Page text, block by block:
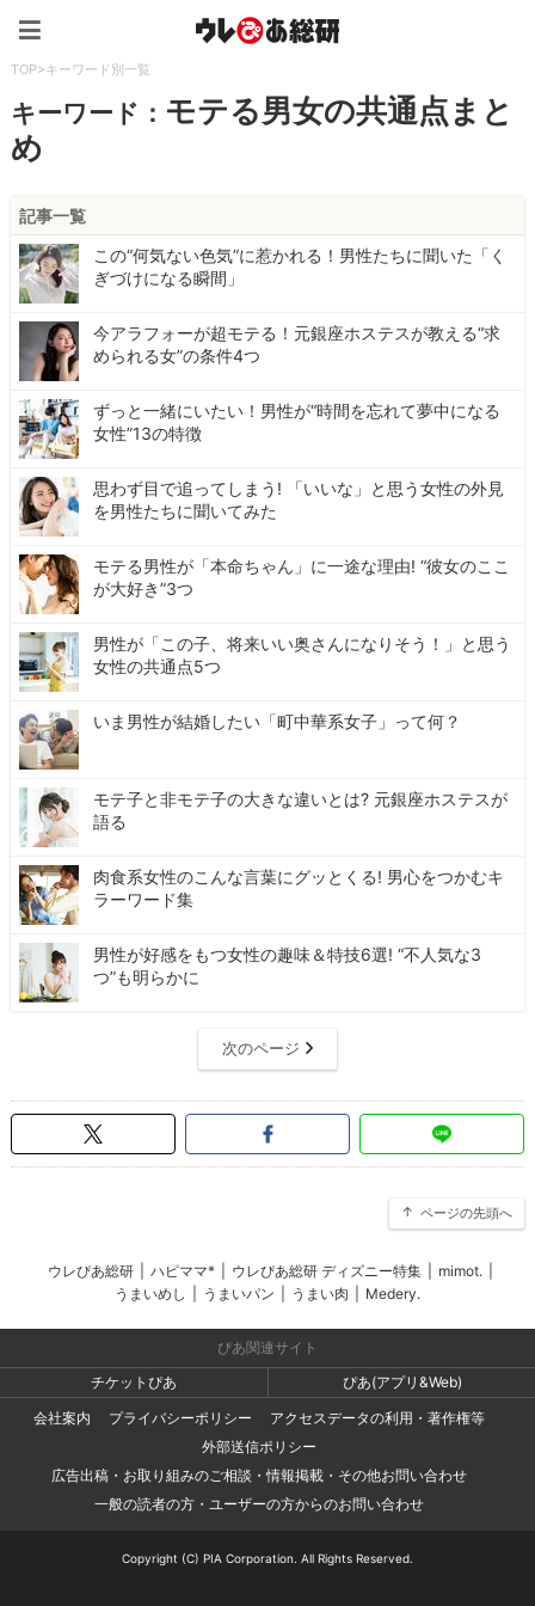
TOP>キーワード別一覧
キーワード： モテる男女の共通点まと
め
記事一覧
この“何気ない色気”に惹かれる！男性たちに聞いた「く
ぎづけになる瞬間」
今アラフォーが超モテる！元銀座ホステスが教える“求
められる女”の条件4つ
ずっと一緒にいたい！男性が“時間を忘れて夢中になる
女性”13の特徴
思わず目で追ってしまう! 「いいな」と思う女性の外見
を男性たちに聞いてみた
モテる男性が「本命ちゃん」に一途な理由! “彼女のここ
が大好き”3つ
男性が「この子、将来いい奥さんになりそう！」と思う
女性の共通点5つ
いま男性が結婚したい「町中華系女子」って何？
モテ子と非モテ子の大きな違いとは? 元銀座ホステスが
語る
肉食系女性のこんな言葉にグッとくる! 男心をつかむキ
ラーワード集
男性が好感をもつ女性の趣味＆特技6選! “不人気な3
つ”も明らかに
次のページ
ページの先頭へ
ウレぴあ総研 ハピママ* ウレぴあ総研 ディズニー特集 mimot.
うまいめし
うまいパン うまい肉 Medery.
ぴあ関連サイト
チケットぴあ
ぴあ(アプリ&Web)
会社案内
プライバシーポリシー
アクセスデータの利用・著作権等
外部送信ポリシー
広告出稿・お取り組みのご相談・情報掲載・その他お問い合わせ
一般の読者の方・ユーザーの方からのお問い合わせ
Copyright (C) PIA Corporation. All Rights Reserved.